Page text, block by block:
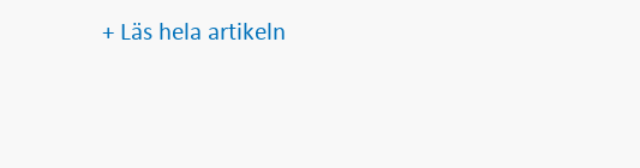
+ Läs hela artikeln